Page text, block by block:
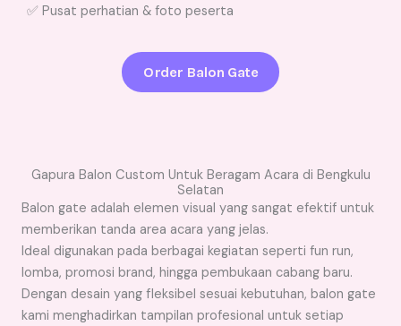
✅ Pusat perhatian & foto peserta
Order Balon Gate
Gapura Balon Custom Untuk Beragam Acara di Bengkulu
Selatan
Balon gate adalah elemen visual yang sangat efektif untuk
memberikan tanda area acara yang jelas.
Ideal digunakan pada berbagai kegiatan seperti fun run,
lomba, promosi brand, hingga pembukaan cabang baru.
Dengan desain yang fleksibel sesuai kebutuhan, balon gate
kami menghadirkan tampilan profesional untuk setiap